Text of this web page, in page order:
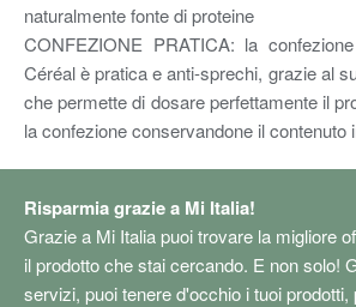
naturalmente fonte di proteine
CONFEZIONE PRATICA: la
Céréal è pratica e anti-sprechi, grazie al
che permette di dosare perfettamente il
la confezione conservandone il contenuto
Risparmia grazie a Mi Italia!
Grazie a Mi Italia puoi trovare la migliore
il prodotto che stai cercando. E non solo!
servizi, puoi tenere d'occhio i tuoi prodotti,